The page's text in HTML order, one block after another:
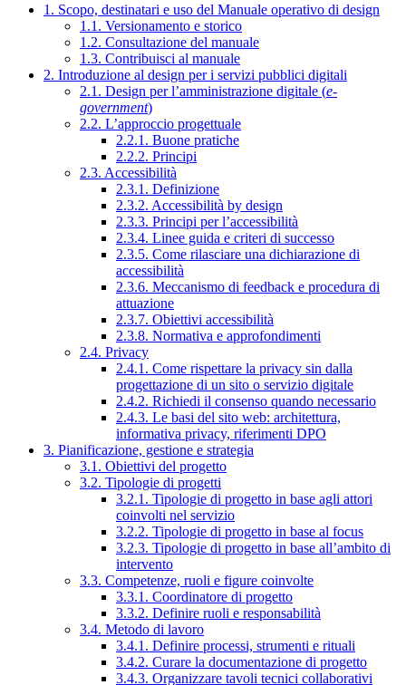
1. Scopo, destinatari e uso del Manuale operativo di design
1.1. Versionamento e storico
1.2. Consultazione del manuale
1.3. Contribuisci al manuale
2. Introduzione al design per i servizi pubblici digitali
2.1. Design per l’amministrazione digitale (e-
government)
2.2. L’approccio progettuale
2.2.1. Buone pratiche
2.2.2. Principi
2.3. Accessibilità
2.3.1. Definizione
2.3.2. Accessibilità by design
2.3.3. Principi per l’accessibilità
2.3.4. Linee guida e criteri di successo
2.3.5. Come rilasciare una dichiarazione di
accessibilità
2.3.6. Meccanismo di feedback e procedura di
attuazione
2.3.7. Obiettivi accessibilità
2.3.8. Normativa e approfondimenti
2.4. Privacy
2.4.1. Come rispettare la privacy sin dalla
progettazione di un sito o servizio digitale
2.4.2. Richiedi il consenso quando necessario
2.4.3. Le basi del sito web: architettura,
informativa privacy, riferimenti DPO
3. Pianificazione, gestione e strategia
3.1. Obiettivi del progetto
3.2. Tipologie di progetti
3.2.1. Tipologie di progetto in base agli attori
coinvolti nel servizio
3.2.2. Tipologie di progetto in base al focus
3.2.3. Tipologie di progetto in base all’ambito di
intervento
3.3. Competenze, ruoli e figure coinvolte
3.3.1. Coordinatore di progetto
3.3.2. Definire ruoli e responsabilità
3.4. Metodo di lavoro
3.4.1. Definire processi, strumenti e rituali
3.4.2. Curare la documentazione di progetto
3.4.3. Organizzare tavoli tecnici collaborativi